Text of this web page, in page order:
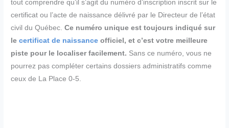
tout comprendre qu’il s’agit du numéro d’inscription inscrit sur le
certificat ou l’acte de naissance délivré par le Directeur de l’état
civil du Québec.Ce numéro unique est toujours indiqué sur
lecertificat de naissance officiel, et c’est votre meilleure
piste pour le localiser facilement. Sans ce numéro, vous ne
pourrez pas compléter certains dossiers administratifs comme
ceux de La Place 0-5.